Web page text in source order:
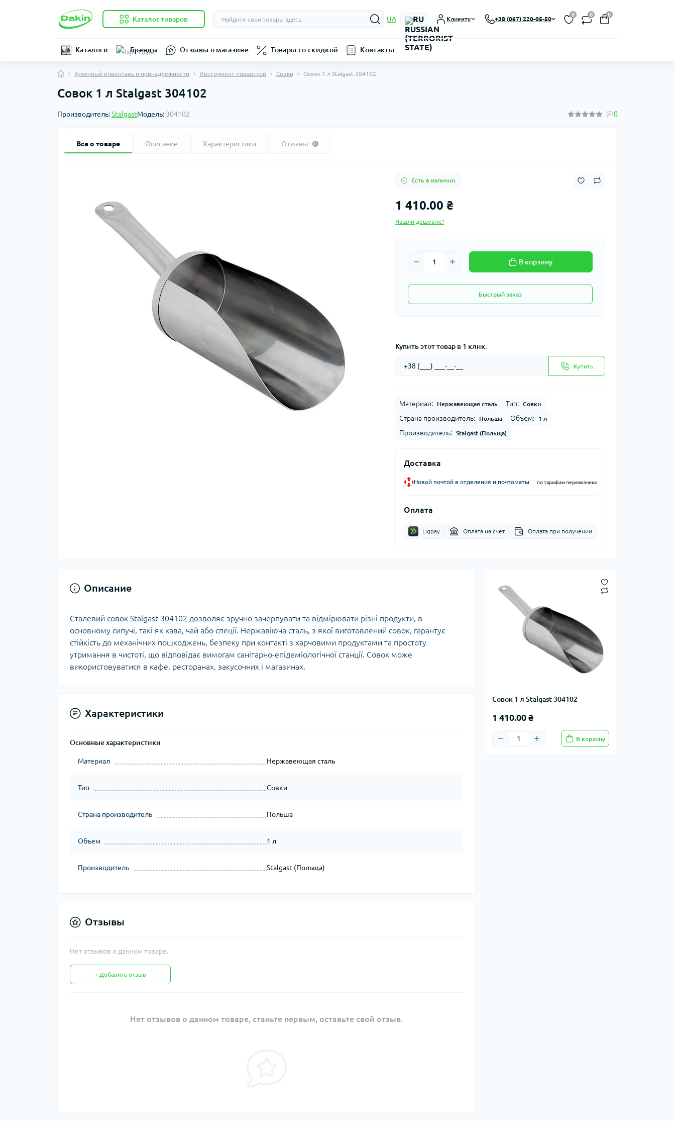
Каталог товаров UA RU Клиенту +38 (067) 220-05-50
0 0 0
Каталоги Бренды Отзывы о магазине Товары со скидкой Контакты
Кухонный инвентарь и принадлежности Инструмент поварской Совки Совок 1 л Stalgast 304102
Совок 1 л Stalgast 304102
Производитель:StalgastМодель: 304102 0
Все о товаре Описание Характеристики Отзывы 0
Есть в наличии
1 410.00 ₴
Нашли дешевле?
В корзину
Быстрый заказ
Купить этот товар в 1 клик:
Купить
Материал: Нержавеющая сталь Тип: Совки
Страна производитель: Польша Объем: 1 л
Производитель: Stalgast (Польща)
Доставка
Новой почтой в отделения и почтоматы по тарифам перевозчика
Оплата
Liqpay Оплата на счет Оплата при получении
Совок 1 л Stalgast 304102
1 410.00 ₴
В корзину
Описание
Сталевий совок Stalgast 304102 дозволяє зручно зачерпувати та відмірювати різні продукти, в
основному сипучі, такі як кава, чай або спеції. Нержавіюча сталь, з якої виготовлений совок, гарантує
стійкість до механічних пошкоджень, безпеку при контакті з харчовими продуктами та простоту
утримання в чистоті, що відповідає вимогам санітарно-епідеміологічної станції. Совок може
використовуватися в кафе, ресторанах, закусочних і магазинах.
Характеристики
Основные характеристики
Материал Нержавеющая сталь
Тип Совки
Страна производитель Польша
Объем 1 л
Производитель Stalgast (Польща)
Отзывы
Нет отзывов о данном товаре.
+ Добавить отзыв
Нет отзывов о данном товаре, станьте первым, оставьте свой отзыв.